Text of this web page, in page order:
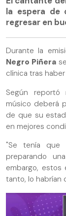
la espera de
regresar en
Durante la
Negro Piñera
clínica tras
Según reportó
músico deberá
de que su
en mejores
"Se tenía que
preparando
embargo, estos
tanto, lo habrían